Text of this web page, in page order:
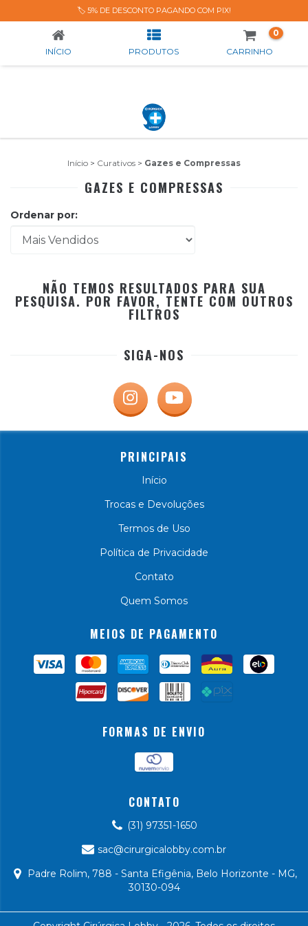
🏷️ 5% DE DESCONTO PAGANDO COM PIX!
GAZES E COMPRESSAS
INÍCIO PRODUTOS CARRINHO
0
Início > Curativos > Gazes e Compressas
GAZES E COMPRESSAS
Ordenar por:
NÃO TEMOS RESULTADOS PARA SUA
PESQUISA. POR FAVOR, TENTE COM OUTROS
FILTROS
SIGA-NOS
PRINCIPAIS
Início
Trocas e Devoluções
Termos de Uso
Política de Privacidade
Contato
Quem Somos
MEIOS DE PAGAMENTO
FORMAS DE ENVIO
CONTATO
(31) 97351-1650
sac@cirurgicalobby.com.br
Padre Rolim, 788 - Santa Efigênia, Belo Horizonte - MG,
30130-094